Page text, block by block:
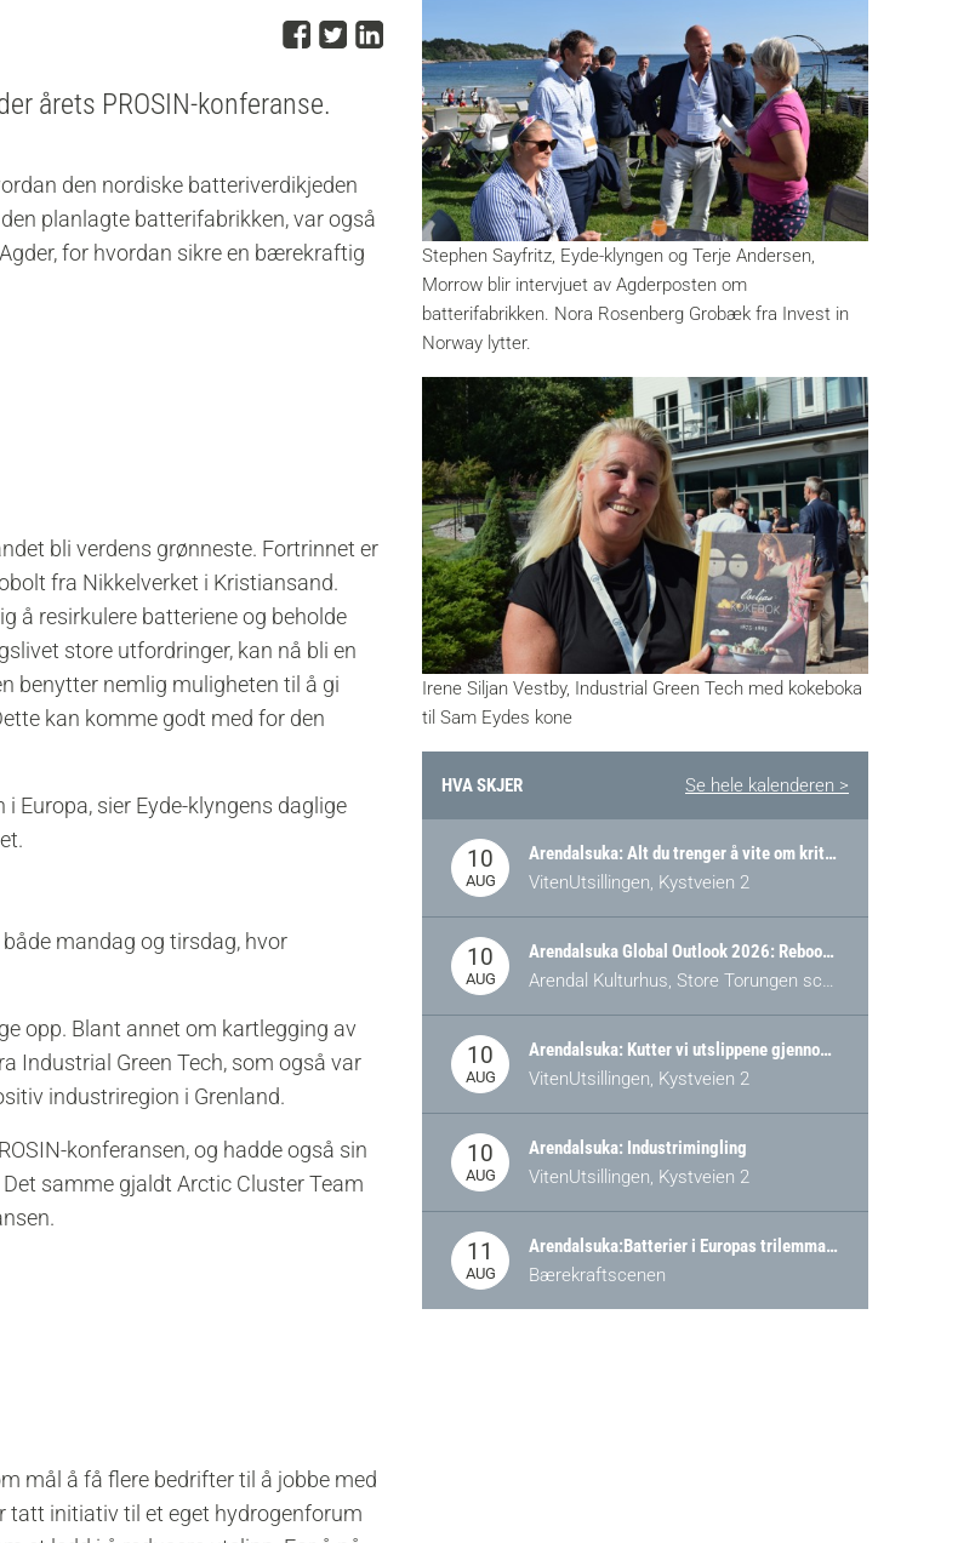
Del på Facebook
Del på Twitter
Del på LinkedIn
årets PROSIN-konferanse.
den nordiske batteriverdikjeden
planlagte batterifabrikken, var også
for hvordan sikre en bærekraftig
bli verdens grønneste. Fortrinnet er
fra Nikkelverket i Kristiansand.
å resirkulere batteriene og beholde
store utfordringer, kan nå bli en
benytter nemlig muligheten til å gi
kan komme godt med for den
Europa, sier Eyde-klyngens daglige
mandag og tirsdag, hvor
opp. Blant annet om kartlegging av
Industrial Green Tech, som også var
industriregion i Grenland.
konferansen, og hadde også sin
samme gjaldt Arctic Cluster Team
mål å få flere bedrifter til å jobbe med
tatt initiativ til et eget hydrogenforum
Stephen Sayfritz, Eyde-klyngen og Terje Andersen,
Morrow blir intervjuet av Agderposten om
batterifabrikken. Nora Rosenberg Grobæk fra Invest in
Norway lytter.
Irene Siljan Vestby, Industrial Green Tech med kokeboka
til Sam Eydes kone
HVA SKJER Se hele kalenderen >
10
AUG
Arendalsuka: Alt du trenger å vite om kritiske og strategiske verdikjeder i Norge
VitenUtsillingen, Kystveien 2
10
AUG
Arendalsuka Global Outlook 2026: Rebooting Democracy for a New World Order
Arendal Kulturhus, Store Torungen scene
10
AUG
Arendalsuka: Kutter vi utslippene gjennom omstilling – eller tap av industri?
VitenUtsillingen, Kystveien 2
10
AUG
Arendalsuka: Industrimingling
VitenUtsillingen, Kystveien 2
11
AUG
Arendalsuka:Batterier i Europas trilemma: Energisikkerhet, konkurransekraft og bærekraft (Battery Norway-arrangement)
Bærekraftscenen